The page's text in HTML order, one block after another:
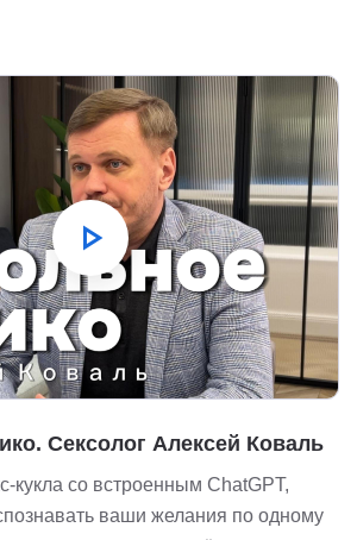
play_arrow
Сексолог Алексей Коваль
кукла со встроенным ChatGPT,
ваши желания по одному